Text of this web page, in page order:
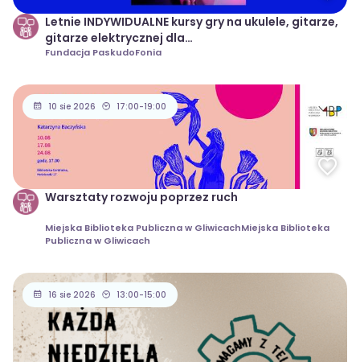
Letnie INDYWIDUALNE kursy gry na ukulele, gitarze,
gitarze elektrycznej dla
dzieci/młodzieży/dorosłych
Fundacja PaskudoFonia
10 sie 2026 17:00-19:00
Warsztaty rozwoju poprzez ruch
Miejska Biblioteka Publiczna w GliwicachMiejska Biblioteka
Publiczna w Gliwicach
16 sie 2026 13:00-15:00